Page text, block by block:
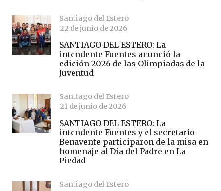
Santiago del Estero
22 de junio de 2026
SANTIAGO DEL ESTERO: La
intendente Fuentes anunció la
edición 2026 de las Olimpiadas de la
Juventud
Santiago del Estero
21 de junio de 2026
SANTIAGO DEL ESTERO: La
intendente Fuentes y el secretario
Benavente participaron de la misa en
homenaje al Día del Padre en La
Piedad
Santiago del Estero